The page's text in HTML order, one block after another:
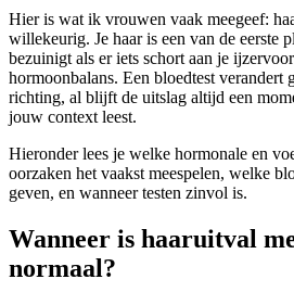
Hier is wat ik vrouwen vaak meegeef:
willekeurig. Je haar is een van de eerste
bezuinigt als er iets schort aan je
hormoonbalans. Een bloedtest verandert
richting, al blijft de uitslag altijd een
jouw context leest.
Hieronder lees je welke hormonale en
oorzaken het vaakst meespelen, welke
geven, en wanneer testen zinvol is.
Wanneer is haaruitval
normaal?